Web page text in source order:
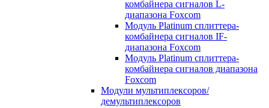
комбайнера сигналов L-
диапазона Foxcom
Модуль Platinum сплиттера-
комбайнера сигналов IF-
диапазона Foxcom
Модуль Platinum сплиттера-
комбайнера сигналов диапазона
Foxcom
Модули мультиплексоров/
демультиплексоров